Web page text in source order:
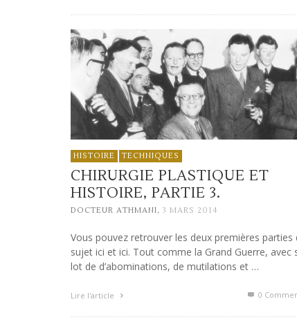
HISTOIRE TECHNIQUES
CHIRURGIE PLASTIQUE ET
HISTOIRE, PARTIE 3.
DOCTEUR ATHMANI, 3 MARS 2014
Vous pouvez retrouver les deux premières parties
sujet ici et ici. Tout comme la Grand Guerre, avec
lot de d’abominations, de mutilations et …
Lire l'article 0